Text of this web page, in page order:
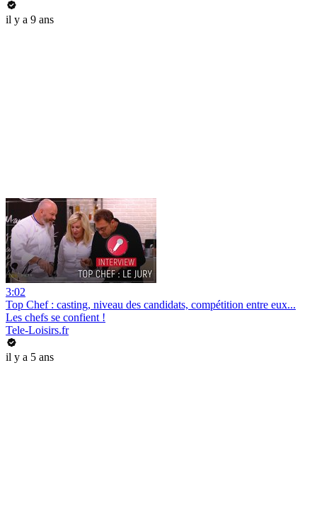
il y a 9 ans
3:02
Top Chef : casting, niveau des candidats, compétition entre eux...
Les chefs se confient !
Tele-Loisirs.fr
il y a 5 ans